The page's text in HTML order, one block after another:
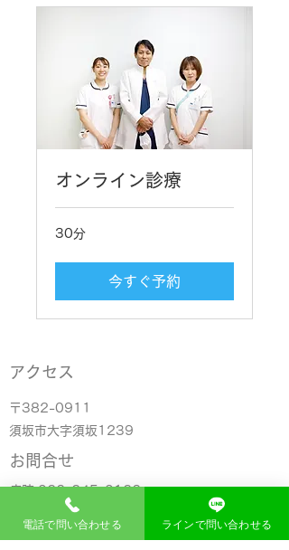
オンライン診療
30分
今すぐ予約
アクセス
〒382-0911
​須坂市大字須坂1239
お問合せ
病院026-245-0126
026-248-1391
電話で問い合わせる ラインで問い合わせる